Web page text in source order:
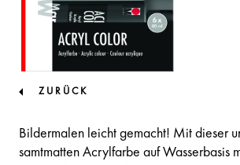
ZURÜCK
Bildermalen leicht gemacht! Mit dieser
samtmatten Acrylfarbe auf Wasserbasis